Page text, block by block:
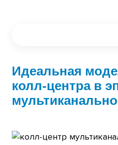
Идеальная
колл-центра в